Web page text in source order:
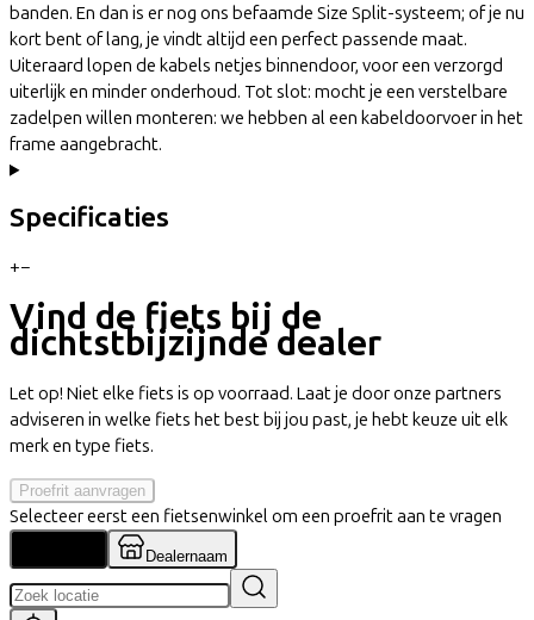
banden. En dan is er nog ons befaamde Size Split-systeem; of je nu
kort bent of lang, je vindt altijd een perfect passende maat.
Uiteraard lopen de kabels netjes binnendoor, voor een verzorgd
uiterlijk en minder onderhoud. Tot slot: mocht je een verstelbare
zadelpen willen monteren: we hebben al een kabeldoorvoer in het
frame aangebracht.
Specificaties
+−
Vind de fiets bij de
dichtstbijzijnde dealer
Let op! Niet elke fiets is op voorraad. Laat je door onze partners
adviseren in welke fiets het best bij jou past, je hebt keuze uit elk
merk en type fiets.
Proefrit aanvragen
Selecteer eerst een fietsenwinkel om een proefrit aan te vragen
Dealernaam